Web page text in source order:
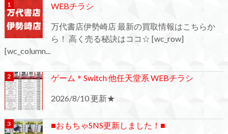
WEBチラシ
万代書店伊勢崎店 最新の買取情報はこちらか
ら！ 高く売る秘訣はココ☆ [wc_row]
[wc_column...
ゲーム＊Switch 他任天堂系 WEBチラシ
2026/8/10 更新★
■おもちゃSNS更新しました！■